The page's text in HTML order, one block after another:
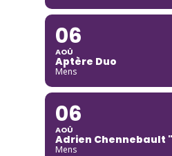
06
AOÛ
Aptère Duo
Mens
06
AOÛ
Adrien Chennebault
Mens